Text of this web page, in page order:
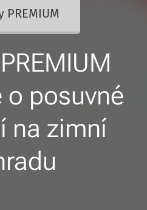
PREMIUM
o posuvné
na zimní